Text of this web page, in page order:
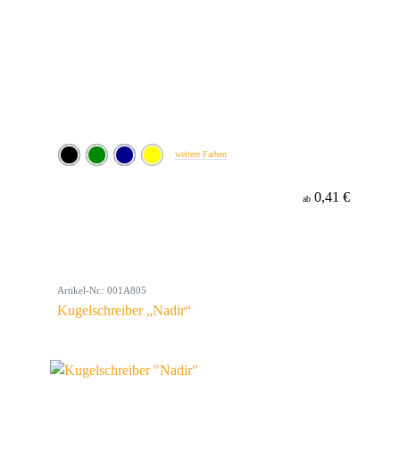
weitere Farben
ab 0,41 €
Artikel-Nr.: 001A805
Kugelschreiber „Nadir“